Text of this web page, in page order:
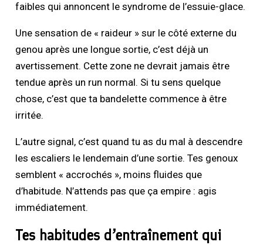
faibles qui annoncent le syndrome de l’essuie-glace.
Une sensation de « raideur » sur le côté externe du
genou après une longue sortie, c’est déjà un
avertissement. Cette zone ne devrait jamais être
tendue après un run normal. Si tu sens quelque
chose, c’est que ta bandelette commence à être
irritée.
L’autre signal, c’est quand tu as du mal à descendre
les escaliers le lendemain d’une sortie. Tes genoux
semblent « accrochés », moins fluides que
d’habitude. N’attends pas que ça empire : agis
immédiatement.
Tes habitudes d’entraînement qui